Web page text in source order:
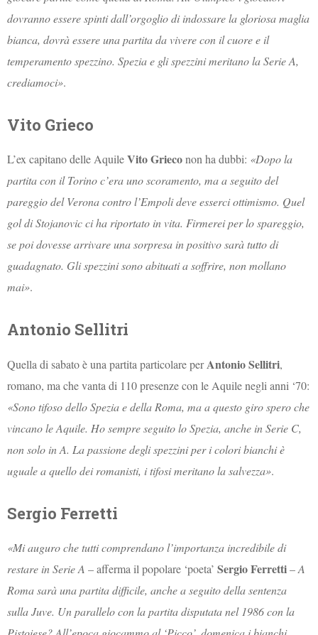
dovranno essere spinti dall’orgoglio di indossare la gloriosa maglia
bianca, dovrà essere una partita da vivere con il cuore e il
temperamento spezzino. Spezia e gli spezzini meritano la Serie A,
crediamoci».
Vito Grieco
L’ex capitano delle AquileVito Grieconon ha dubbi: «Dopo la
partita con il Torino c’era uno scoramento, ma a seguito del
pareggio del Verona contro l’Empoli deve esserci ottimismo. Quel
gol di Stojanovic ci ha riportato in vita. Firmerei per lo spareggio,
se poi dovesse arrivare una sorpresa in positivo sarà tutto di
guadagnato. Gli spezzini sono abituati a soffrire, non mollano
mai».
Antonio Sellitri
Quella di sabato è una partita particolare perAntonio Sellitri,
romano, ma che vanta di 110 presenze con le Aquile negli anni ‘70:
«Sono tifoso dello Spezia e della Roma, ma a questo giro spero che
vincano le Aquile. Ho sempre seguito lo Spezia, anche in Serie C,
non solo in A. La passione degli spezzini per i colori bianchi è
uguale a quello dei romanisti, i tifosi meritano la salvezza».
Sergio Ferretti
«Mi auguro che tutti comprendano l’importanza incredibile di
restare in Serie A – afferma il popolare ‘poeta’Sergio Ferretti–A
Roma sarà una partita difficile, anche a seguito della sentenza
sulla Juve. Un parallelo con la partita disputata nel 1986 con la